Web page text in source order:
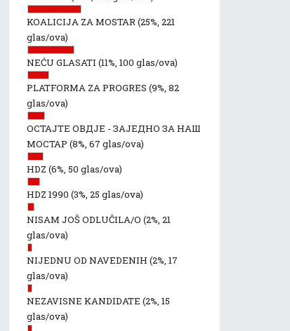
KOALICIJA ZA MOSTAR(25%, 221
glas/ova)
NEĆU GLASATI (11%, 100 glas/ova)
PLATFORMA ZA PROGRES (9%, 82
glas/ova)
ОСТАЈТЕ ОВДЈЕ - ЗАЈЕДНО ЗА НАШ
МОСТАР (8%, 67 glas/ova)
HDZ (6%, 50 glas/ova)
HDZ 1990 (3%, 25 glas/ova)
NISAM JOŠ ODLUČILA/O (2%, 21
glas/ova)
NIJEDNU OD NAVEDENIH (2%, 17
glas/ova)
NEZAVISNE KANDIDATE (2%, 15
glas/ova)